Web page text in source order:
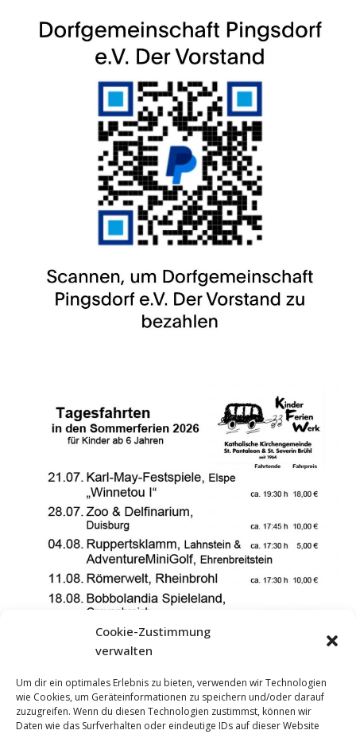
Cookie-Zustimmung
verwalten
Um dir ein optimales Erlebnis zu bieten, verwenden wir Technologien
wie Cookies, um Geräteinformationen zu speichern und/oder darauf
zuzugreifen. Wenn du diesen Technologien zustimmst, können wir
Daten wie das Surfverhalten oder eindeutige IDs auf dieser Website